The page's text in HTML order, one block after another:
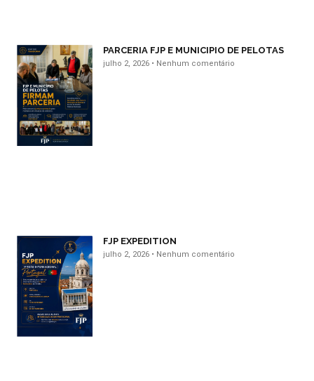
PARCERIA FJP E MUNICIPIO DE PELOTAS
julho 2, 2026 Nenhum comentário
FJP EXPEDITION
julho 2, 2026 Nenhum comentário